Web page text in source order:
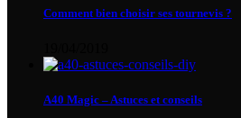
Comment bien choisir ses tournevis ?
A40 Magic – Astuces et conseils